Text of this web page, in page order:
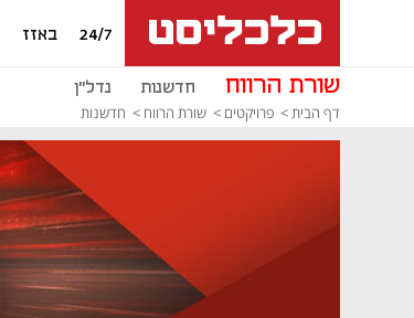
24/7 באזז
שורת הרווח חדשנות נדל"ן
דף הבית פרויקטים שורת הרווח חדשנות